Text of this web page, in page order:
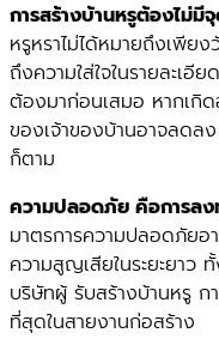
การสร้างบ้านหรูต้องไม่
หรูหราไม่ได้หมายถึงเพีย
ถึงความใส่ใจในรายละเ
ต้องมาก่อนเสมอ หากเกิ
ของเจ้าของบ้านอาจลดล
ก็ตาม
ความปลอดภัย คือการลง
มาตรการความปลอดภัยอ
ความสูญเสียในระยะยาว
บริษัทผู้ รับสร้างบ้านหรู
ที่สุดในสายงานก่อสร้าง